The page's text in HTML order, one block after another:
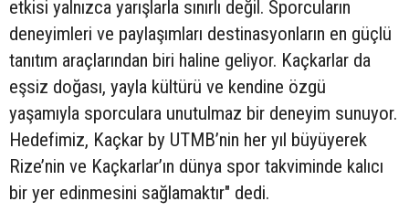
etkisi yalnızca yarışlarla sınırlı değil. Sporcuların
deneyimleri ve paylaşımları destinasyonların en güçlü
tanıtım araçlarından biri haline geliyor. Kaçkarlar da
eşsiz doğası, yayla kültürü ve kendine özgü
yaşamıyla sporculara unutulmaz bir deneyim sunuyor.
Hedefimiz, Kaçkar by UTMB’nin her yıl büyüyerek
Rize’nin ve Kaçkarlar’ın dünya spor takviminde kalıcı
bir yer edinmesini sağlamaktır" dedi.